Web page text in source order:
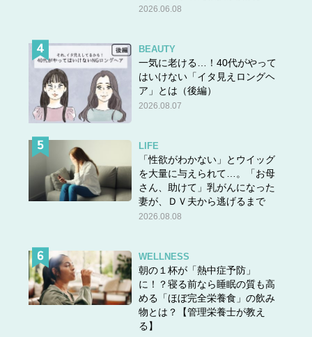
2026.06.08
BEAUTY
一気に老ける…！40代がやって
はいけない「イタ見えロングヘ
ア」とは（後編）
2026.08.07
LIFE
「性欲がわかない」とウイッグ
を大量に与えられて…。「お母
さん、助けて」乳がんになった
妻が、ＤＶ夫から逃げるまで
2026.08.08
WELLNESS
朝の１杯が「熱中症予防」
に！？寝る前なら睡眠の質も高
める「ほぼ完全栄養食」の飲み
物とは？【管理栄養士が教え
る】